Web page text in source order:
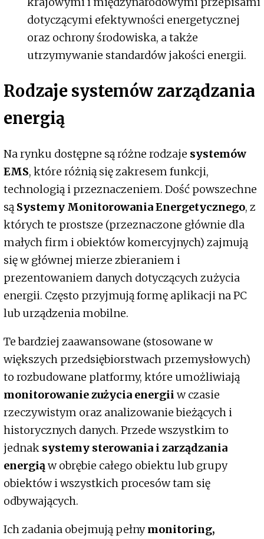
dotyczącymi efektywności energetycznej
oraz ochrony środowiska, a także
utrzymywanie standardów jakości energii.
Rodzaje systemów zarządzania
energią
Na rynku dostępne są różne rodzaje systemów
EMS, które różnią się zakresem funkcji,
technologią i przeznaczeniem. Dość powszechne
są Systemy Monitorowania Energetycznego, z
których te prostsze (przeznaczone głównie dla
małych firm i obiektów komercyjnych) zajmują
się w głównej mierze zbieraniem i
prezentowaniem danych dotyczących zużycia
energii. Często przyjmują formę aplikacji na PC
lub urządzenia mobilne.
Te bardziej zaawansowane (stosowane w
większych przedsiębiorstwach przemysłowych)
to rozbudowane platformy, które umożliwiają
monitorowanie zużycia energiiw czasie
rzeczywistym oraz analizowanie bieżących i
historycznych danych. Przede wszystkim to
jednak systemy sterowania i zarządzania
energiąw obrębie całego obiektu lub grupy
obiektów i wszystkich procesów tam się
odbywających.
Ich zadania obejmują pełnymonitoring,